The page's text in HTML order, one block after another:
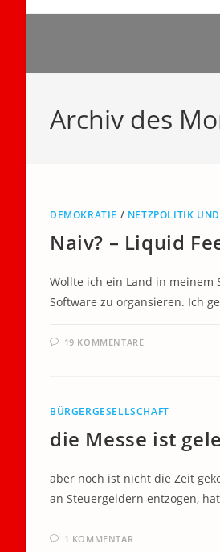
Archiv des
DEMOKRATIE / NETZPOLITIK
Naiv? – Liquid
Wollte ich ein Land in
Software zu organsieren. Ich
19 KOMMENTARE
BÜRGERGESELLSCHAFT
die Messe ist
aber noch ist nicht die Zeit
an Steuergeldern entzogen,
1 KOMMENTAR